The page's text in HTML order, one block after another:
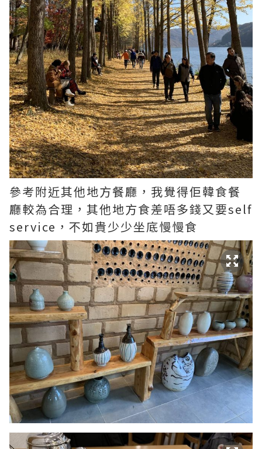
參考附近其他地方餐廳，我覺得佢韓食餐
廳較為合理，其他地方食差唔多錢又要self
service，不如貴少少坐底慢慢食